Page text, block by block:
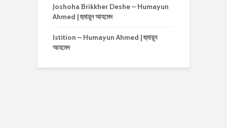
Joshoha Brikkher Deshe – Humayun
Ahmed | হুমায়ূন আহমেদ
Istition – Humayun Ahmed | হুমায়ূন
আহমেদ